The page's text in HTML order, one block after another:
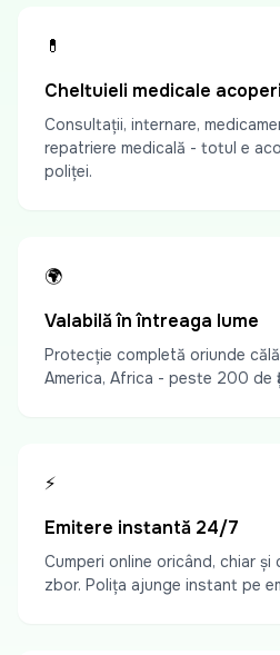
💊
Cheltuieli medicale
Consultații, internare,
repatriere medicală - totul e
poliței.
🌍
Valabilă în întreaga lume
Protecție completă oriunde
America, Africa - peste 200 de
⚡
Emitere instantă 24/7
Cumperi online oricând, chiar și
zbor. Polița ajunge instant pe